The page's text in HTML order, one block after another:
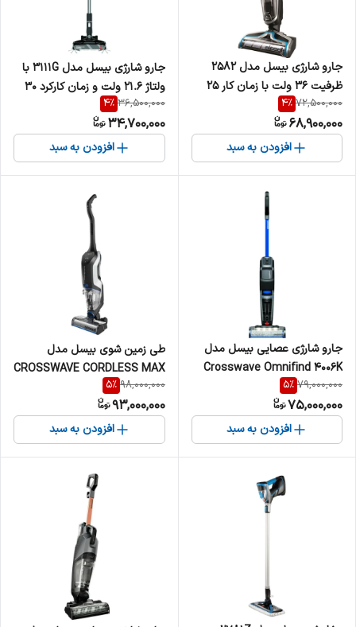
جارو شارژی بیسل مدل 2582
ظرفیت ۳۶ ولت با زمان کار ۲۵
دقیقه
72,500,000
4%
68,900,000
افزودن به سبد
جارو شارژی بیسل مدل 3111G با
ولتاژ ۲۱.۶ ولت و زمان کارکرد ۳۰
دقیقه
36,500,000
4%
34,700,000
افزودن به سبد
جارو شارژی عصایی بیسل مدل
Crosswave Omnifind 4006K
79,000,000
5%
75,000,000
افزودن به سبد
طی زمین شوی بیسل مدل
CROSSWAVE CORDLESS MAX
98,000,000
5%
93,000,000
افزودن به سبد